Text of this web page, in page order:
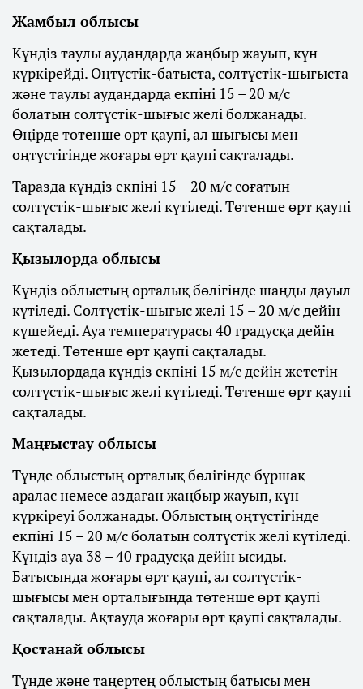
Жамбыл облысы
Күндіз таулы аудандарда жаңбыр жауып, күн
күркірейді. Оңтүстік-батыста, солтүстік-шығыста
және таулы аудандарда екпіні 15 – 20 м/с
болатын солтүстік-шығыс желі болжанады.
Өңірде төтенше өрт қаупі, ал шығысы мен
оңтүстігінде жоғары өрт қаупі сақталады.
Таразда күндіз екпіні 15 – 20 м/с соғатын
солтүстік-шығыс желі күтіледі. Төтенше өрт қаупі
сақталады.
Қызылорда облысы
Күндіз облыстың орталық бөлігінде шаңды дауыл
күтіледі. Солтүстік-шығыс желі 15 – 20 м/с дейін
күшейеді. Ауа температурасы 40 градусқа дейін
жетеді. Төтенше өрт қаупі сақталады.
Қызылордада күндіз екпіні 15 м/с дейін жететін
солтүстік-шығыс желі күтіледі. Төтенше өрт қаупі
сақталады.
Маңғыстау облысы
Түнде облыстың орталық бөлігінде бұршақ
аралас немесе аздаған жаңбыр жауып, күн
күркіреуі болжанады. Облыстың оңтүстігінде
екпіні 15 – 20 м/с болатын солтүстік желі күтіледі.
Күндіз ауа 38 – 40 градусқа дейін ысиды.
Батысында жоғары өрт қаупі, ал солтүстік-
шығысы мен орталығында төтенше өрт қаупі
сақталады. Ақтауда жоғары өрт қаупі сақталады.
Қостанай облысы
Түнде және таңертең облыстың батысы мен